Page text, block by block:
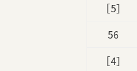
［5］
56
［4］